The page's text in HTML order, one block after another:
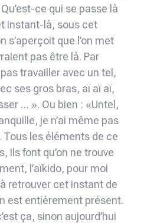
ce qui se passe là
instant-là, sous cet
s’aperçoit que l’on met
pas être là. Par
travailler avec un tel,
ses gros bras, aï aï aï,
… ». Ou bien : «Untel,
je n’ai même pas
les éléments de ce
ils font qu’on ne trouve
l’aïkido, pour moi
à retrouver cet instant de
est entièrement présent.
ça, sinon aujourd’hui